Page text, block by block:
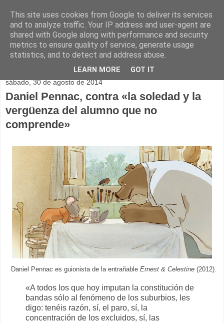
sábado, 30 de agosto de 2014
Daniel Pennac, contra «la soledad y la
vergüenza del alumno que no
comprende»
Daniel Pennac es guionista de la entrañable Ernest & Celestine (2012).
«A todos los que hoy imputan la constitución de
bandas sólo al fenómeno de los suburbios, les
digo: tenéis razón, sí, el paro, sí, la
concentración de los excluidos, sí, las
This site uses cookies from Google to deliver its services
and to analyze traffic. Your IP address and user-agent are
shared with Google along with performance and security
metrics to ensure quality of service, generate usage
statistics, and to detect and address abuse.
LEARN MORE GOT IT